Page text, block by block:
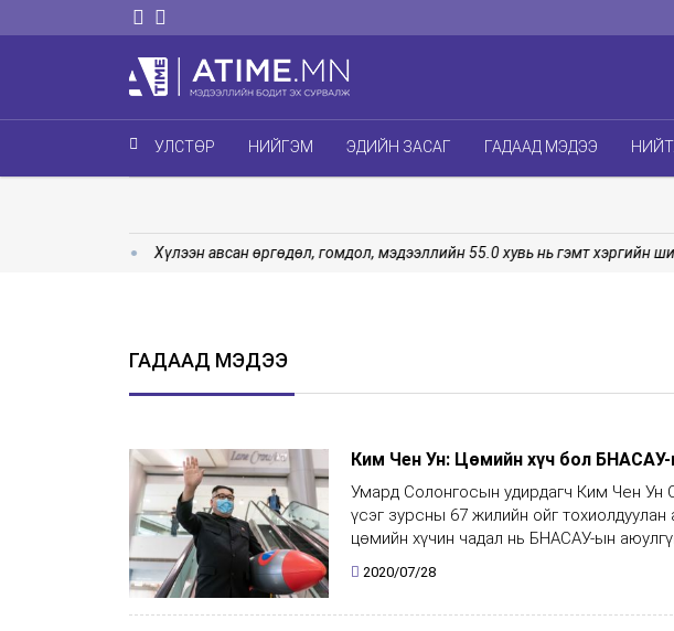
УЛСТӨР НИЙГЭМ ЭДИЙН ЗАСАГ ГАДААД МЭДЭЭ
Хүлээн авсан өргөдөл, гомдол, мэдээллийн 55.0 хувь нь гэмт хэргийн
ГАДААД МЭДЭЭ
Ким Чен Ун: Цөмийн хүч бол
Умард Солонгосын удирдагч Ким Чен Ун
үсэг зурсны 67 жилийн ойг
цөмийн хүчин чадал нь БНАСАУ-ын
2020/07/28